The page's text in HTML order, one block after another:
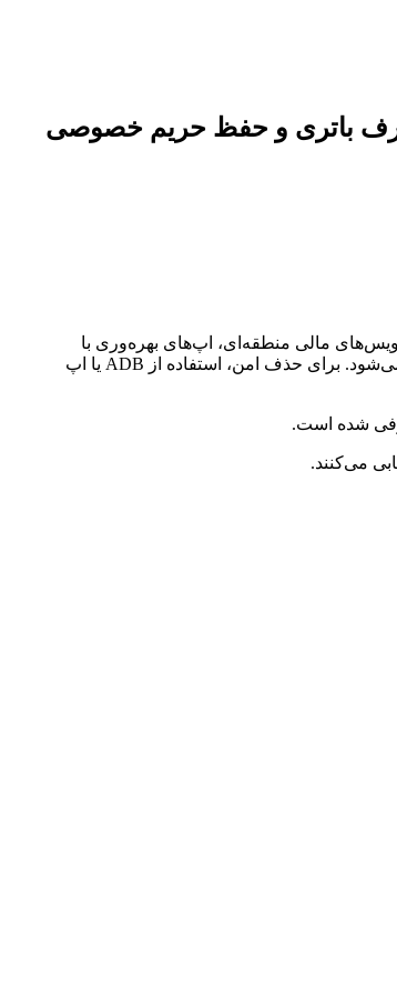
باتری و حفظ حریم خصوصی
مالی منطقه‌ای، اپ‌های بهره‌وری با
جایگزین‌های بهتر و سرویس‌های ترجمه و ورودی چینی هستند. حذف این اپ‌ها باعث افزایش سرعت، کاهش مصرف باتری و بهبود حریم خصوصی می‌شود. برای حذف امن، استفاده از ADB یا اپ
شده است.
می‌کنند.